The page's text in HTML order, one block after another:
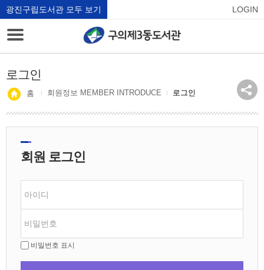
광진구립도서관 모두 보기 LOGIN
로그인
홈 회원정보 MEMBER INTRODUCE 로그인
회원 로그인
비밀번호 표시